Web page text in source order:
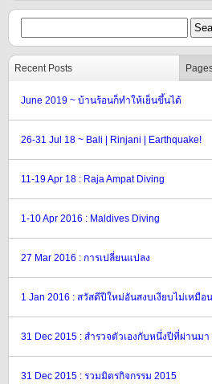
Recent Posts
June 2019 ~ บ้านร้อนก็ทำให้เย็นขึ้นได้
26-31 Jul 18 ~ Bali | Rinjani | Earthquake!
11-19 Apr 18 : Raja Ampat Diving
1-10 Apr 2016 : Maldives Diving
27 Mar 2016 : การเปลี่ยนแปลง
1 Jan 2016 : สวัสดีปีใหม่อันสงบเงียบไม่เหมือ
31 Dec 2015 : สำรวจตัวเองกับหนึ่งปีที่ผ่านมา
31 Dec 2015 : รวมมิตรกิจกรรม 2015